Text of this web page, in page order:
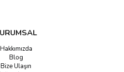
Hakkımızda
Blog
Bize Ulaşın